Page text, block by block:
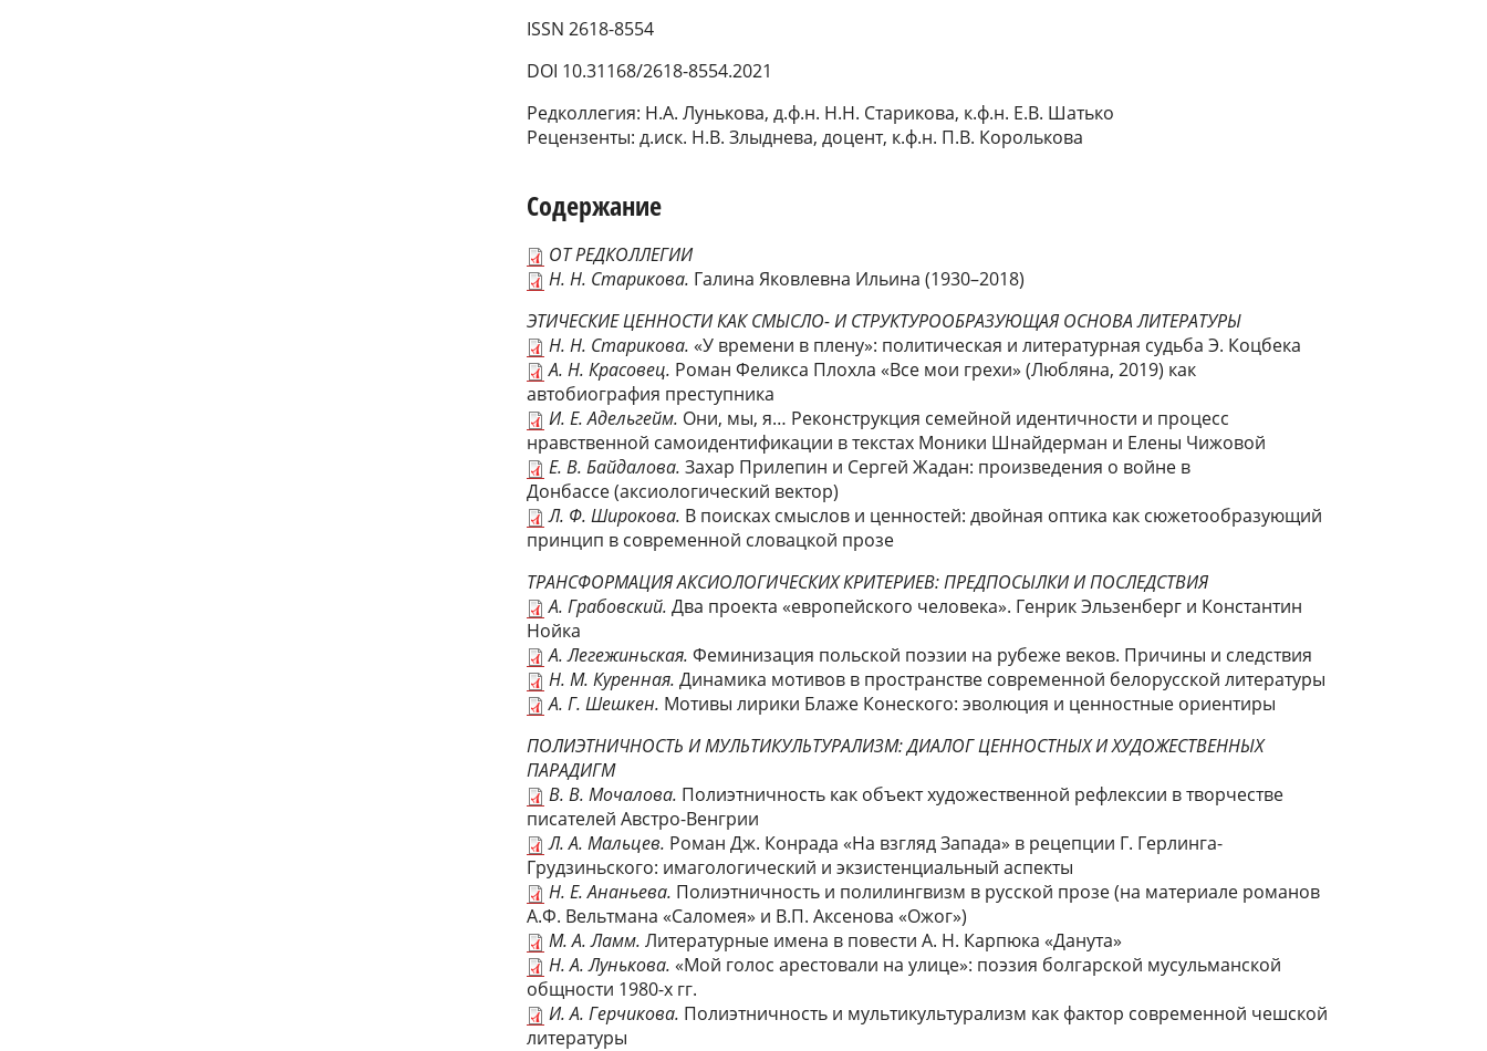
ISSN 2618-8554
DOI 10.31168/2618-8554.2021
Редколлегия: Н.А. Лунькова, д.ф.н. Н.Н. Старикова, к.ф.н. Е.В. Шатько
Рецензенты: д.иск. Н.В. Злыднева, доцент, к.ф.н. П.В. Королькова
Содержание
ОТ РЕДКОЛЛЕГИИ
Н. Н. Старикова. Галина Яковлевна Ильина (1930–2018)
ЭТИЧЕСКИЕ ЦЕННОСТИ КАК СМЫСЛО- И СТРУКТУРООБРАЗУЮЩАЯ ОСНОВА ЛИТЕРАТУРЫ
Н. Н. Старикова. «У времени в плену»: политическая и литературная судьба Э. Коцбека
А. Н. Красовец. Роман Феликса Плохла «Все мои грехи» (Любляна, 2019) как
автобиография преступника
И. Е. Адельгейм. Они, мы, я… Реконструкция семейной идентичности и процесс
нравственной самоидентификации в текстах Моники Шнайдерман и Елены Чижовой
Е. В. Байдалова. Захар Прилепин и Сергей Жадан: произведения о войне в
Донбассе (аксиологический вектор)
Л. Ф. Широкова. В поисках смыслов и ценностей: двойная оптика как сюжетообразующий
принцип в современной словацкой прозе
ТРАНСФОРМАЦИЯ АКСИОЛОГИЧЕСКИХ КРИТЕРИЕВ: ПРЕДПОСЫЛКИ И ПОСЛЕДСТВИЯ
А. Грабовский. Два проекта «европейского человека». Генрик Эльзенберг и Константин
Нойка
А. Легежиньская. Феминизация польской поэзии на рубеже веков. Причины и следствия
Н. М. Куренная. Динамика мотивов в пространстве современной белорусской литературы
А. Г. Шешкен. Мотивы лирики Блаже Конеского: эволюция и ценностные ориентиры
ПОЛИЭТНИЧНОСТЬ И МУЛЬТИКУЛЬТУРАЛИЗМ: ДИАЛОГ ЦЕННОСТНЫХ И ХУДОЖЕСТВЕННЫХ
ПАРАДИГМ
В. В. Мочалова. Полиэтничность как объект художественной рефлексии в творчестве
писателей Австро-Венгрии
Л. А. Мальцев. Роман Дж. Конрада «На взгляд Запада» в рецепции Г. Герлинга-
Грудзиньского: имагологический и экзистенциальный аспекты
Н. Е. Ананьева. Полиэтничность и полилингвизм в русской прозе (на материале романов
А.Ф. Вельтмана «Саломея» и В.П. Аксенова «Ожог»)
М. А. Ламм. Литературные имена в повести А. Н. Карпюка «Данута»
Н. А. Лунькова. «Мой голос арестовали на улице»: поэзия болгарской мусульманской
общности 1980-х гг.
И. А. Герчикова. Полиэтничность и мультикультурализм как фактор современной чешской
литературы